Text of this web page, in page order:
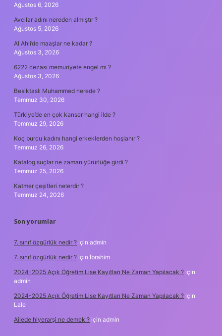
Ağustos 6, 2026
Avcılar adını nereden almıştır ?
Ağustos 5, 2026
Al Ahli’de maaşlar ne kadar ?
Ağustos 3, 2026
6222 cezası memuriyete engel mi ?
Ağustos 3, 2026
Besiktaslı Muhammed nerede ?
Temmuz 30, 2026
Türkiye’de en çok kanser hangi ilde ?
Temmuz 29, 2026
Koç burcu kadını hangi erkeklerden hoşlanır ?
Temmuz 26, 2026
Katalog suçlar ne zaman yürürlüğe girdi ?
Temmuz 25, 2026
Katmer çeşitleri nelerdir ?
Temmuz 24, 2026
Son yorumlar
7. sınıf özgürlük nedir ? için admin
7. sınıf özgürlük nedir ? için İbrahim
2024-2025 Açık Öğretim Lise Kayıtları Ne Zaman Yapılacak ? için
admin
2024-2025 Açık Öğretim Lise Kayıtları Ne Zaman Yapılacak ? için
Lale
Ailede hiyerarşi ne demek ? için admin